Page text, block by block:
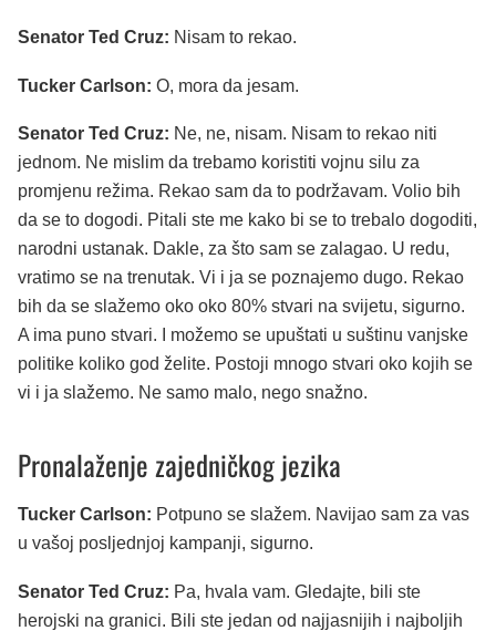
Senator Ted Cruz: Nisam to rekao.
Tucker Carlson: O, mora da jesam.
Senator Ted Cruz: Ne, ne, nisam. Nisam to rekao niti
jednom. Ne mislim da trebamo koristiti vojnu silu za
promjenu režima. Rekao sam da to podržavam. Volio bih
da se to dogodi. Pitali ste me kako bi se to trebalo dogoditi,
narodni ustanak. Dakle, za što sam se zalagao. U redu,
vratimo se na trenutak. Vi i ja se poznajemo dugo. Rekao
bih da se slažemo oko oko 80% stvari na svijetu, sigurno.
A ima puno stvari. I možemo se upuštati u suštinu vanjske
politike koliko god želite. Postoji mnogo stvari oko kojih se
vi i ja slažemo. Ne samo malo, nego snažno.
Pronalaženje zajedničkog jezika
Tucker Carlson: Potpuno se slažem. Navijao sam za vas
u vašoj posljednjoj kampanji, sigurno.
Senator Ted Cruz: Pa, hvala vam. Gledajte, bili ste
herojski na granici. Bili ste jedan od najjasnijih i najboljih